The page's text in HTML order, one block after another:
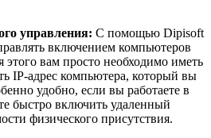
управления: С помощью Dipisoft
включением компьютеров
вам просто необходимо иметь
IP-адрес компьютера, который вы
удобно, если вы работаете в
быстро включить удаленный
физического присутствия.